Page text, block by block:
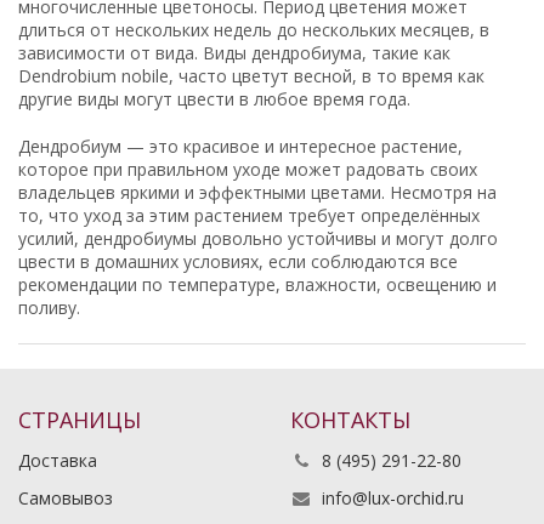
многочисленные цветоносы. Период цветения может
длиться от нескольких недель до нескольких месяцев, в
зависимости от вида. Виды дендробиума, такие как
Dendrobium nobile, часто цветут весной, в то время как
другие виды могут цвести в любое время года.
Дендробиум — это красивое и интересное растение,
которое при правильном уходе может радовать своих
владельцев яркими и эффектными цветами. Несмотря на
то, что уход за этим растением требует определённых
усилий, дендробиумы довольно устойчивы и могут долго
цвести в домашних условиях, если соблюдаются все
рекомендации по температуре, влажности, освещению и
поливу.
СТРАНИЦЫ
Доставка
Самовывоз
КОНТАКТЫ
8 (495) 291-22-80
info@lux-orchid.ru